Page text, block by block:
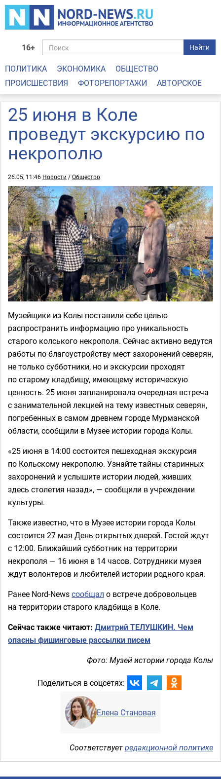
16+ Найти
ПОЛИТИКА ЭКОНОМИКА
ОБЩЕСТВО
ПРОИСШЕСТВИЯ
ФОТОРЕПОРТАЖИ АВТОРСКОЕ
25 июня в Коле
проведут экскурсию по
некрополю
26.05, 11:46 Новости /Общество
Музейщики из Колы поставили себе целью
распространить информацию про уникальность
старого колського некрополя. Сейчас активно ведутся
работы по благоустройству мест захоронений северян,
не только субботники, но и экскурсии проходят
по старому кладбищу, имеющему историческую
ценность. 25 июня запланировала очередная встреча
с занимательной лекцией на тему известных северян,
погребенных в самом древнем городе Мурманской
области, сообщили в Музее истории города Колы.
«25 июня в 14:00 состоится пешеходная экскурсия
по Кольскому некрополю. Узнайте тайны старинных
захоронений и услышите истории людей, живших
здесь столетия назад», — сообщили в учреждении
культуры.
Также известно, что в Музее истории города Колы
состоится 27 мая День открытых дверей. Гостей ждут
с 12:00. Ближайший субботник на территории
некрополя — 16 июня в 14 часов. Сотрудники музея
ждут волонтеров и любителей истории родного края.
Ранее Nord-Newsсообщал о встрече добровольцев
на территории старого кладбища в Коле.
Сейчас также читают: Дмитрий ТЕЛУШКИН. Чем
опасны фишинговые рассылки писем
Фото: Музей истории города Колы
Поделиться в соцсетях:
Елена Становая
Соответствуетредакционной политике